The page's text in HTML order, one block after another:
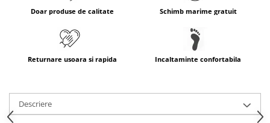
Doar produse de calitate Schimb marime gratuit
Returnare usoara si rapida Incaltaminte confortabila
Descriere